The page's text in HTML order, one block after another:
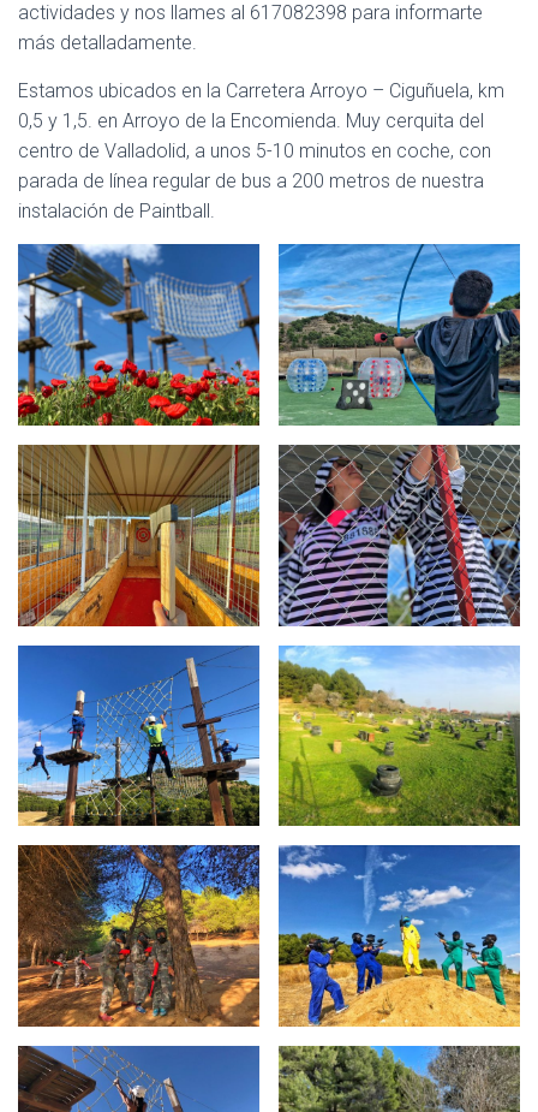
actividades y nos llames al 617082398 para informarte
más detalladamente.
Estamos ubicados en la Carretera Arroyo – Ciguñuela, km
0,5 y 1,5. en Arroyo de la Encomienda. Muy cerquita del
centro de Valladolid, a unos 5-10 minutos en coche, con
parada de línea regular de bus a 200 metros de nuestra
instalación de Paintball.